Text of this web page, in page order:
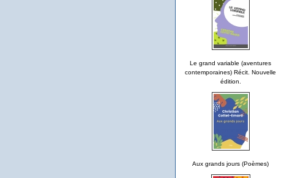
Le grand variable (aventures
contemporaines) Récit. Nouvelle
édition.
Aux grands jours (Poèmes)